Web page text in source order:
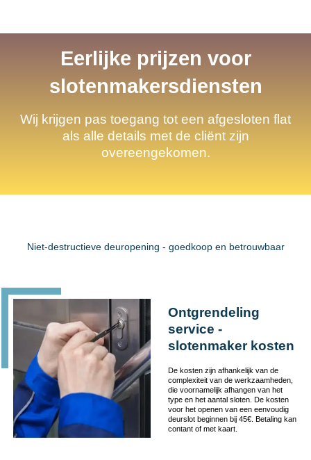
Eerlijke prijzen voor
slotenmakersdiensten
Wij krijgen pas toegang tot een afgesloten flat
als alle details met de cliënt zijn
overeengekomen.
Niet-destructieve deuropening - goedkoop en betrouwbaar
Ontgrendeling
service -
slotenmaker kosten
De kosten zijn afhankelijk van de
complexiteit van de werkzaamheden,
die voornamelijk afhangen van het
type en het aantal sloten. De kosten
voor het openen van een eenvoudig
deurslot beginnen bij 45€. Betaling kan
contant of met kaart.